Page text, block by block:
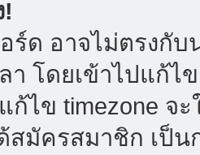
ร์ด อาจไม่ตรงกั
า โดยเข้าไปแก้
ไข timezone จ
สมัครสมาชิก เป็